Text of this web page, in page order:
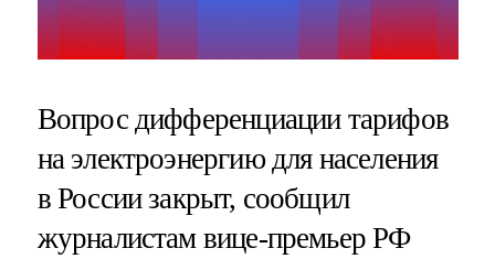
Вопрос дифференциации тарифов
на электроэнергию для населения
в России закрыт, сообщил
журналистам вице-премьер РФ